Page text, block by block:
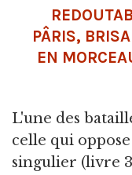
PÂRIS,
EN
L'une des
celle qui
singulier (livre